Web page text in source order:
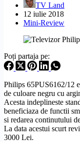
TV Land
12 iulie 2018
Mini-Review
Poți partaja pe:
Philips 65PUS6162/12
de culoare negru cu
Acesta indeplineste
beneficiaza de functii
si redarea continutului
La data acestui scurt
3000 Lei.